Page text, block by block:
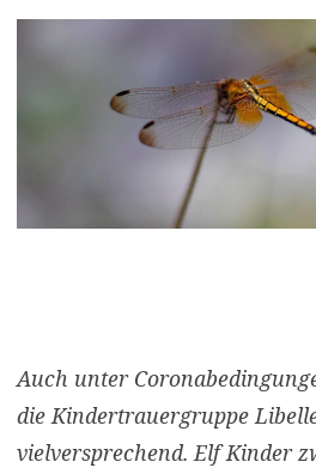
Auch unter
die Kindertrauergruppe
vielversprechend. Elf Kinder